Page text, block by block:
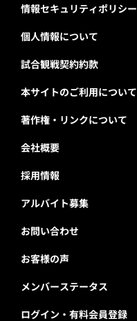
情報セキュリティポリシー
個人情報について
試合観戦契約約款
本サイトのご利用について
著作権・リンクについて
会社概要
採用情報
アルバイト募集
お問い合わせ
お客様の声
メンバーステータス
ログイン・有料会員登録